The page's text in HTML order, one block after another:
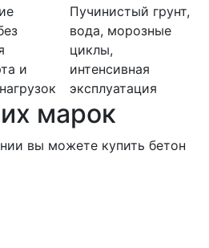
и
Пучинистый грунт,
вода, морозные
циклы,
интенсивная
эксплуатация
марок
вы можете купить бетон